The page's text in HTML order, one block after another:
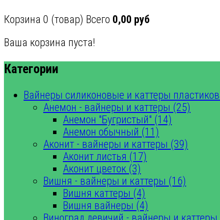
Корзина 0 (товар) Всего 0,00 руб
Ваша корзина пуста!
Категории
Вайнеры силиконовые и каттеры
Анемон - вайнеры и каттеры (25)
Анемон "Бугристый" (14)
Анемон обычный (11)
Аконит - вайнеры и каттеры (39)
Аконит листья (17)
Аконит цветок (3)
Вишня - вайнеры и каттеры (16)
Вишня каттеры (4)
Вишня вайнеры (4)